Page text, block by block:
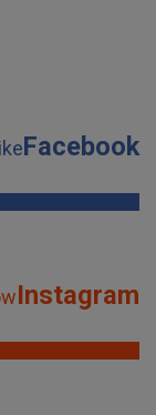
Facebook
Instagram